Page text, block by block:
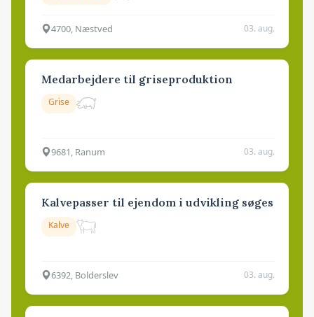
4700, Næstved 03. aug.
Medarbejdere til griseproduktion
Grise
9681, Ranum 03. aug.
Kalvepasser til ejendom i udvikling søges
Kalve
6392, Bolderslev 03. aug.